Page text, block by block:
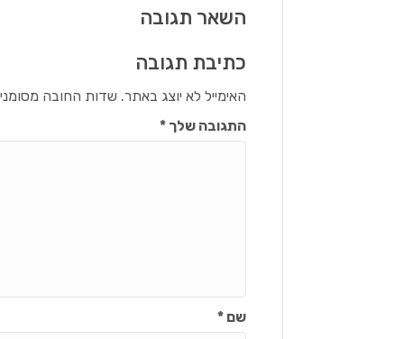
השאר תגובה
כתיבת תגובה
האימייל לא יוצג באתר. שדות החובה
התגובה שלך*
שם*